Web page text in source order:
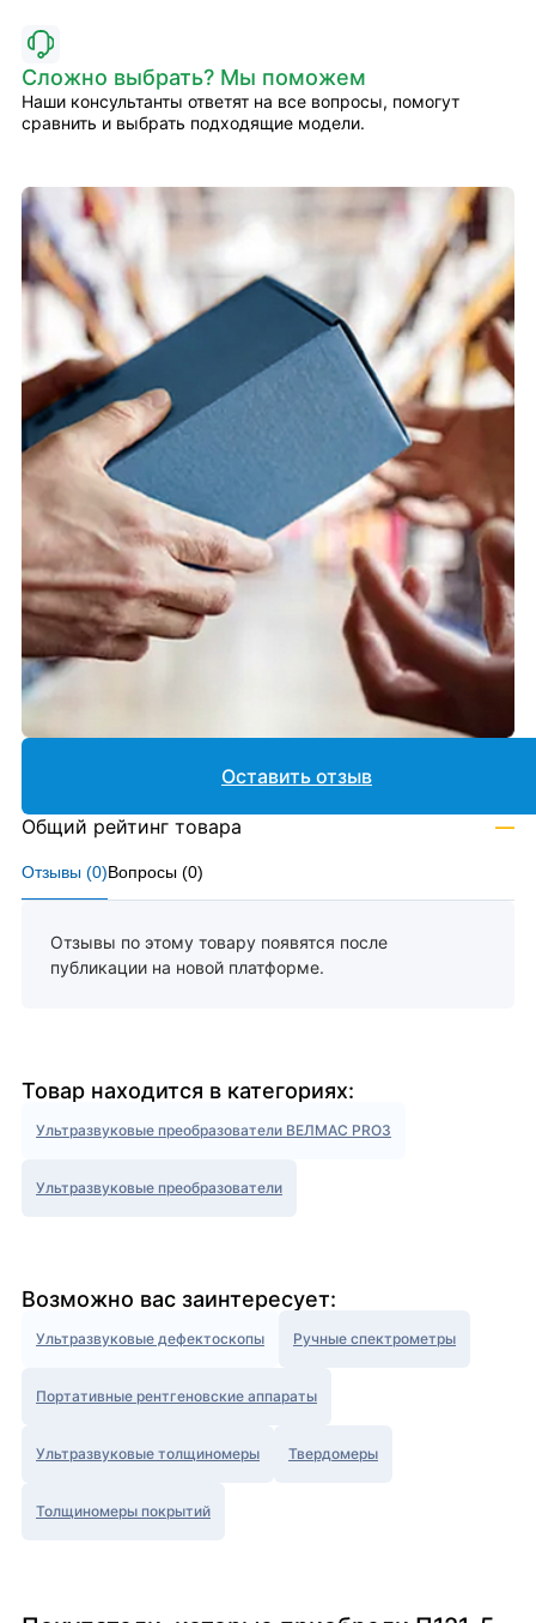
Сложно выбрать? Мы поможем
Наши консультанты ответят на все вопросы, помогут
сравнить и выбрать подходящие модели.
Отзывы (0)Вопросы (0)
Отзывы по этому товару появятся после
публикации на новой платформе.
Оставить отзыв
Общий рейтинг товара —
Товар находится в категориях:
Ультразвуковые преобразователи ВЕЛМАС PRO3
Ультразвуковые преобразователи
Возможно вас заинтересует:
Ультразвуковые дефектоскопы Ручные спектрометры
Портативные рентгеновские аппараты
Ультразвуковые толщиномеры Твердомеры
Толщиномеры покрытий